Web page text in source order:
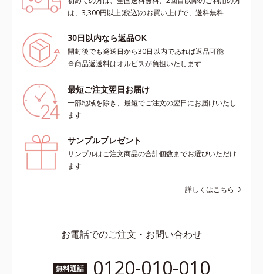
は、3,300円以上(税込)のお買い上げで、送料無料
30日以内なら返品OK
開封後でも発送日から30日以内であれば返品可能
※商品返送料はオルビスが負担いたします
最短ご注文翌日お届け
一部地域を除き、最短でご注文の翌日にお届けいたし
ます
サンプルプレゼント
サンプルはご注文商品の合計個数までお選びいただけ
ます
詳しくはこちら
お電話でのご注文・お問い合わせ
無料通話 0120-010-010